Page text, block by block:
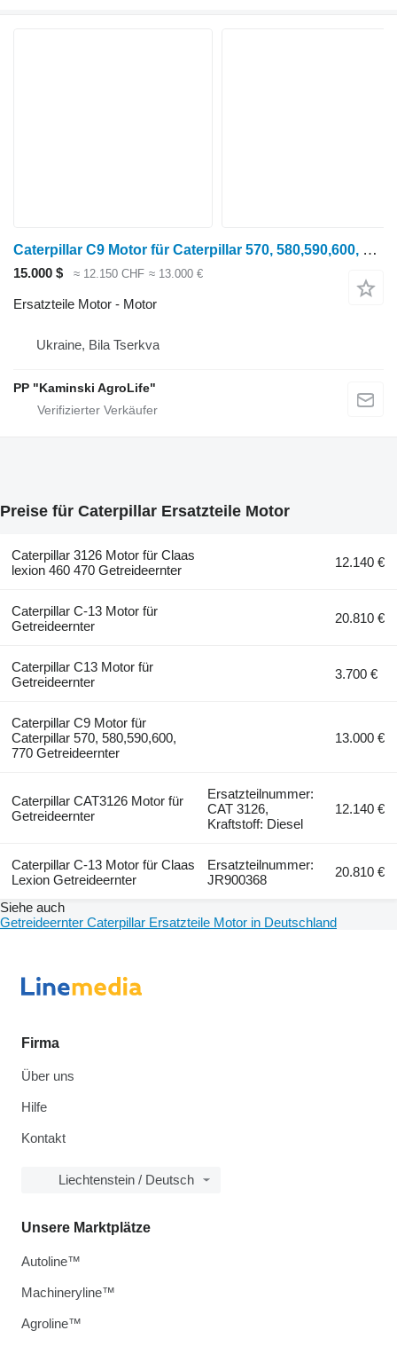
Caterpillar C9 Motor für Caterpillar 570, 580,590,600, 770 Getreideernter
15.000 $ ≈ 12.150 CHF ≈ 13.000 €
Ersatzteile Motor - Motor
Ukraine, Bila Tserkva
PP "Kaminski AgroLife"
Preise für Caterpillar Ersatzteile Motor
Caterpillar 3126 Motor für Claas
lexion 460 470 Getreideernter
12.140 €
Caterpillar C-13 Motor für
Getreideernter
20.810 €
Caterpillar C13 Motor für
Getreideernter
3.700 €
Caterpillar C9 Motor für
Caterpillar 570, 580,590,600,
770 Getreideernter
13.000 €
Caterpillar CAT3126 Motor für
Getreideernter
Ersatzteilnummer:
CAT 3126,
Kraftstoff: Diesel
12.140 €
Caterpillar C-13 Motor für Claas
Lexion Getreideernter
Ersatzteilnummer:
JR900368
20.810 €
Siehe auch
Getreideernter Caterpillar Ersatzteile Motor in Deutschland
Firma
Über uns
Hilfe
Kontakt
Liechtenstein / Deutsch
Unsere Marktplätze
Autoline™
Machineryline™
Agroline™